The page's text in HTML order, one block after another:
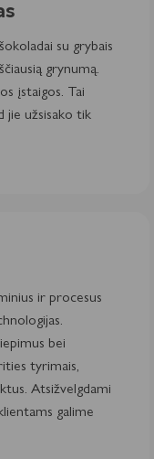
su grybais
grynumą.
įstaigos. Tai
jie užsisako tik
ir procesus
bei
tyrimais,
Atsižvelgdami
galime